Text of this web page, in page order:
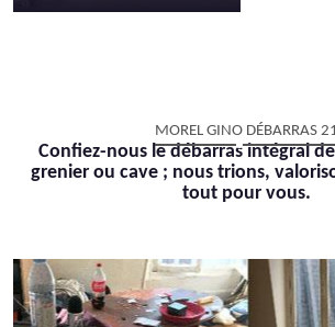
MOREL GINO DÉBARRAS
Confiez-nous le débarras intégral
grenier ou cave ; nous trions,
tout pour vous.